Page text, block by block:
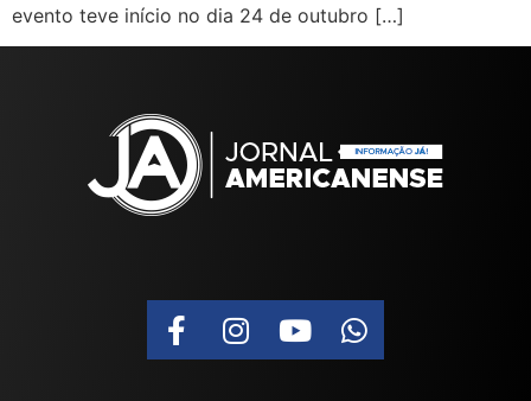
evento teve início no dia 24 de outubro […]